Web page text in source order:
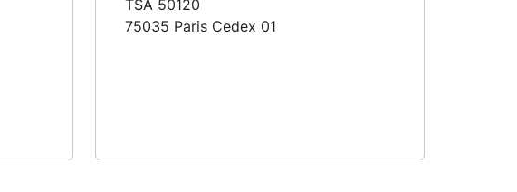
TSA 50120
75035 Paris Cedex 01